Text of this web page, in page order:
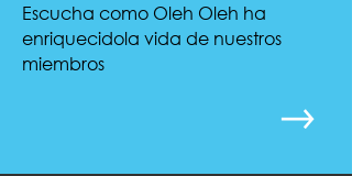
Escucha como Oleh Oleh ha
enriquecidola vida de nuestros
miembros